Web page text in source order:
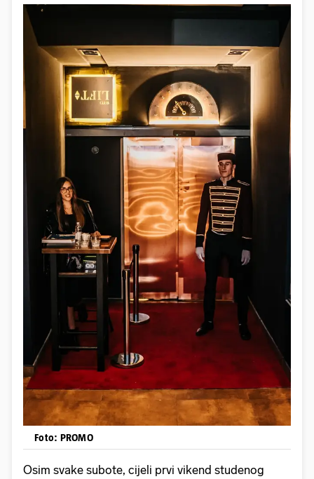
Foto: PROMO
Osim svake subote, cijeli prvi vikend studenog